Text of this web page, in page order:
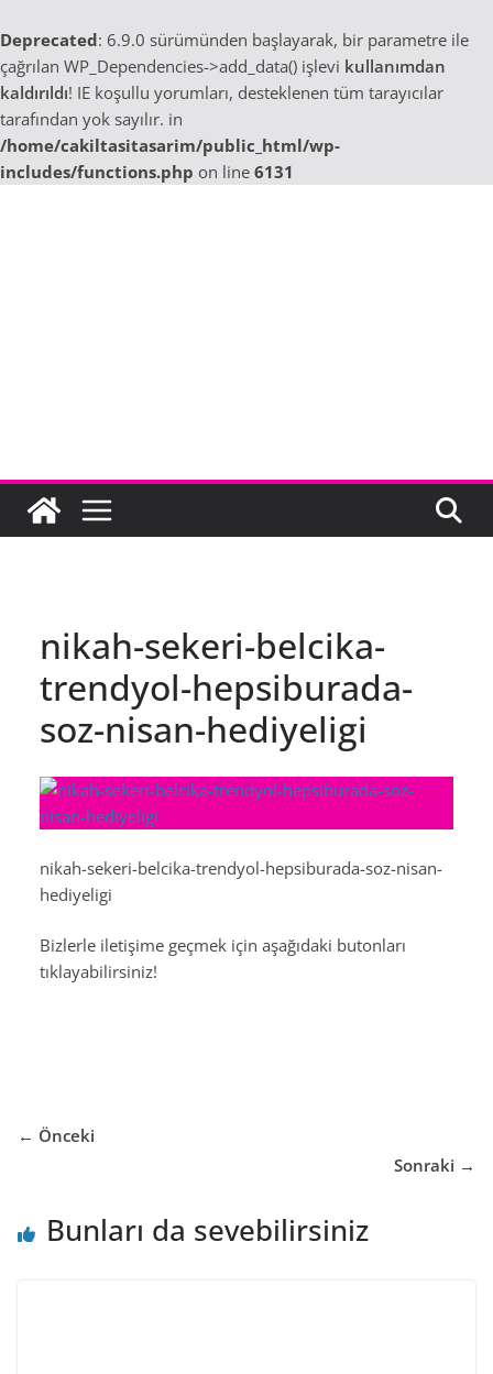
Deprecated: 6.9.0 sürümünden başlayarak, bir parametre ile
çağrılan WP_Dependencies->add_data() işlevi kullanımdan
kaldırıldı! IE koşullu yorumları, desteklenen tüm tarayıcılar
tarafından yok sayılır. in
/home/cakiltasitasarim/public_html/wp-
includes/functions.php on line 6131
nikah-sekeri-belcika-
trendyol-hepsiburada-
soz-nisan-hediyeligi
nikah-sekeri-belcika-trendyol-hepsiburada-soz-nisan-
hediyeligi
Bizlerle iletişime geçmek için aşağıdaki butonları
tıklayabilirsiniz!
← Önceki
Sonraki →
Bunları da sevebilirsiniz